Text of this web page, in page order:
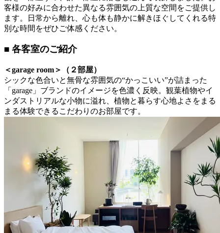
客様の好みに合わせた異なる雰囲気の上質な空間をご提供し
ます。日常から離れ、心も体も静かに解きほぐしてくれる特
別な時間をぜひご体感ください。
■ 各客室のご紹介
＜garage room＞（２部屋）
シックな色合いと無骨な雰囲気の“かっこいい”が詰まった
「garage」ブランドのイメージを色濃く反映。観葉植物やイ
ンダストリアルな小物に溢れ、植物と暮らす心地よさをまる
まる体験できるこだわりのお部屋です。